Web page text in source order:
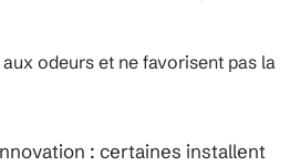
odeurs et ne favorisent pas la
: certaines installent